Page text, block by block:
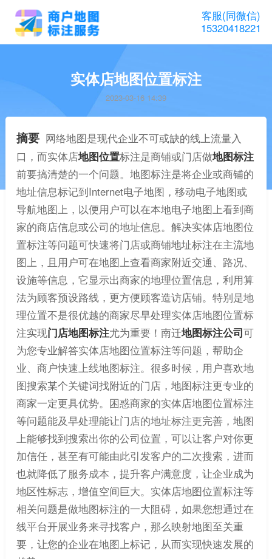
客服(同微信)
15320418221
实体店地图位置标注
2023-03-16 14:39
摘要 网络地图是现代企业不可或缺的线上流量入
口，而实体店地图位置标注是商铺或门店做地图标注
前要搞清楚的一个问题。地图标注是将企业或商铺的
地址信息标记到Internet电子地图，移动电子地图或
导航地图上，以便用户可以在本地电子地图上看到商
家的商店信息或公司的地址信息。解决实体店地图位
置标注等问题可快速将门店或商铺地址标注在主流地
图上，且用户可在地图上查看商家附近交通、路况、
设施等信息，它显示出商家的地理位置信息，利用算
法为顾客预设路线，更方便顾客造访店铺。特别是地
理位置不是很优越的商家尽早处理实体店地图位置标
注实现门店地图标注尤为重要！南迁地图标注公司可
为您专业解答实体店地图位置标注等问题，帮助企
业、商户快速上线地图标注。很多时候，用户喜欢地
图搜索某个关键词找附近的门店，地图标注更专业的
商家一定更具优势。困惑商家的实体店地图位置标注
等问题能及早处理能让门店的地址标注更完善，地图
上能够找到搜索出你的公司位置，可以让客户对你更
加信任，甚至有可能由此引发客户的二次搜索，进而
也就降低了服务成本，提升客户满意度，让企业成为
地区性标志，增值空间巨大。实体店地图位置标注等
相关问题是做地图标注的一大阻碍，如果您想通过在
线平台开展业务来寻找客户，那么映射地图至关重
要，让您的企业在地图上标记，从而实现快速发展的